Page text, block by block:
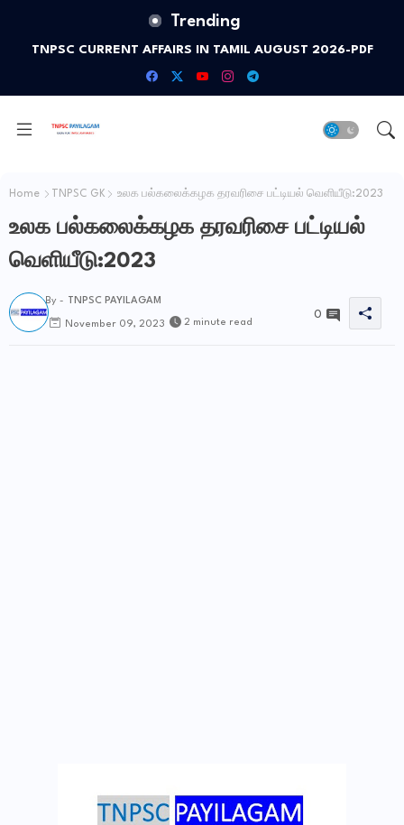
Trending
TNPSC CURRENT AFFAIRS IN TAMIL AUGUST 2026-PDF
Home TNPSC GK உலக பல்கலைக்கழக தரவரிசை பட்டியல் வெளியீடு:2023
உலக பல்கலைக்கழக தரவரிசை பட்டியல்
வெளியீடு:2023
By - TNPSC PAYILAGAM
November 09, 2023 2 minute read
0